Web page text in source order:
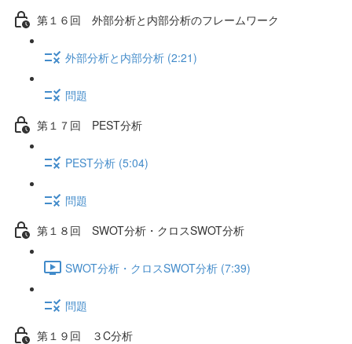
第１６回 外部分析と内部分析のフレームワーク
外部分析と内部分析 (2:21)
問題
第１７回 PEST分析
PEST分析 (5:04)
問題
第１８回 SWOT分析・クロスSWOT分析
SWOT分析・クロスSWOT分析 (7:39)
問題
第１９回 ３C分析